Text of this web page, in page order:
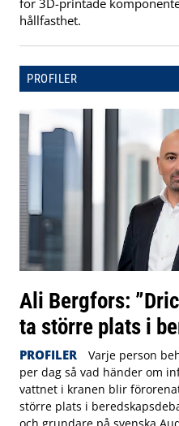
för 3D-printade
hållfasthet.
PROFILER
Ali Bergfors:
ta större plats i
PROFILER
Varje person
per dag så vad händer om
vattnet i kranen blir
större plats i